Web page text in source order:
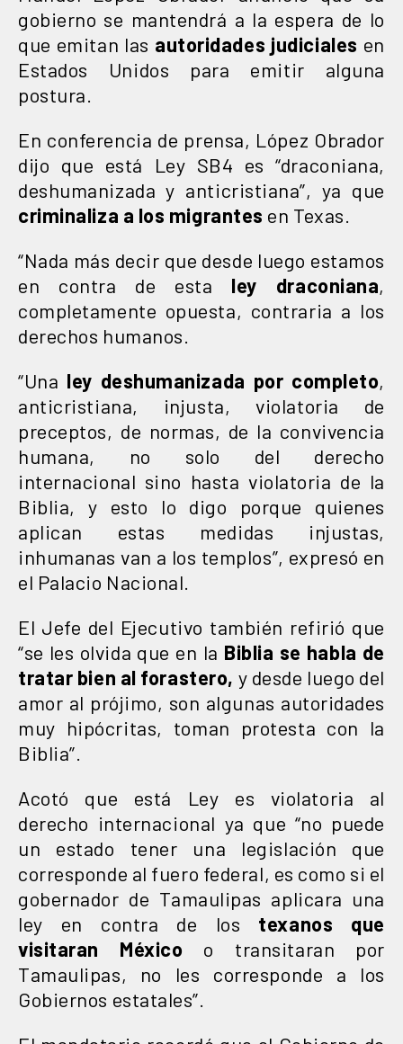
gobierno se mantendrá a la espera de lo
que emitan las autoridades judiciales en
Estados Unidos para emitir alguna
postura.
En conferencia de prensa, López Obrador
dijo que está Ley SB4 es “draconiana,
deshumanizada y anticristiana”, ya que
criminaliza a los migrantes en Texas.
“Nada más decir que desde luego estamos
en contra de esta ley draconiana,
completamente opuesta, contraria a los
derechos humanos.
“Una ley deshumanizada por completo,
anticristiana, injusta, violatoria de
preceptos, de normas, de la convivencia
humana, no solo del derecho
internacional sino hasta violatoria de la
Biblia, y esto lo digo porque quienes
aplican estas medidas injustas,
inhumanas van a los templos”, expresó en
el Palacio Nacional.
El Jefe del Ejecutivo también refirió que
“se les olvida que en la Biblia se habla de
tratar bien al forastero, y desde luego del
amor al prójimo, son algunas autoridades
muy hipócritas, toman protesta con la
Biblia”.
Acotó que está Ley es violatoria al
derecho internacional ya que “no puede
un estado tener una legislación que
corresponde al fuero federal, es como si el
gobernador de Tamaulipas aplicara una
ley en contra de los texanos que
visitaran México o transitaran por
Tamaulipas, no les corresponde a los
Gobiernos estatales”.